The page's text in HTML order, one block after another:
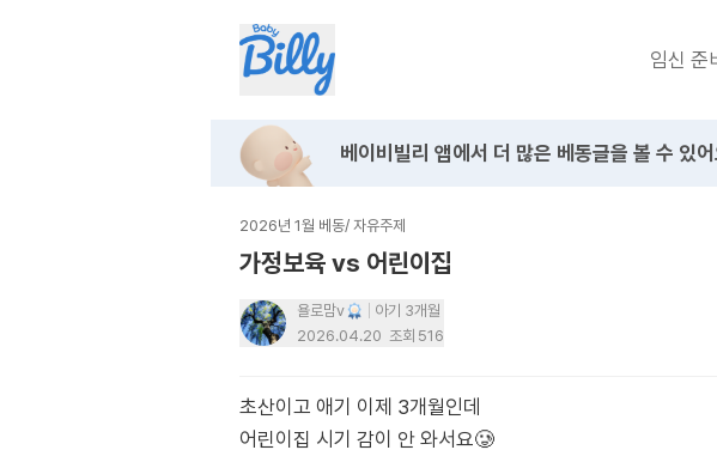
임신 준
베이비빌리 앱에서 더 많은 베동글을 볼 수 있
2026년 1월 베동/ 자유주제
가정보육 vs 어린이집
욜로맘v
아기 3개월
2026.04.20 조회 516
초산이고 애기 이제 3개월인데
어린이집 시기 감이 안 와서요🥲